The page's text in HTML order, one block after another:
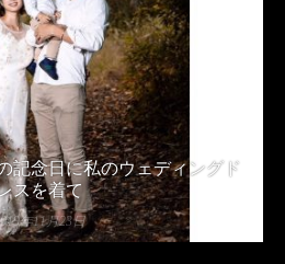
記念日に私のウェディングド
スを着て
年11月23日